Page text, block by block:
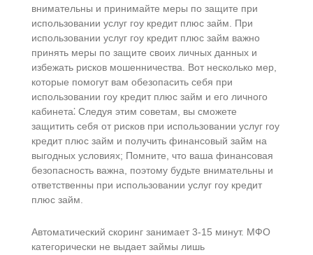
внимательны и принимайте меры по защите при
использовании услуг гоу кредит плюс займ. При
использовании услуг гоу кредит плюс займ важно
принять меры по защите своих личных данных и
избежать рисков мошенничества.​ Вот несколько мер,
которые помогут вам обезопасить себя при
использовании гоу кредит плюс займ и его личного
кабинета⁚ Следуя этим советам, вы сможете
защитить себя от рисков при использовании услуг гоу
кредит плюс займ и получить финансовый займ на
выгодных условиях; Помните, что ваша финансовая
безопасность важна, поэтому будьте внимательны и
ответственны при использовании услуг гоу кредит
плюс займ.​
Автоматический скоринг занимает 3-15 минут. МФО
категорически не выдает займы лишь